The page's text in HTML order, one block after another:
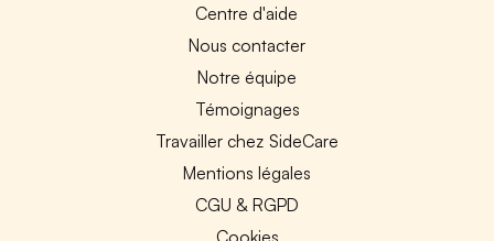
Centre d'aide
Nous contacter
Notre équipe
Témoignages
Travailler chez SideCare
Mentions légales
CGU & RGPD
Cookies